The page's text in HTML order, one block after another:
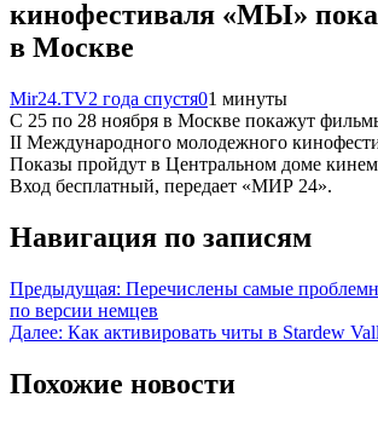
кинофестиваля «МЫ»
в Москве
Mir24.TV2 года спустя01 минуты
С 25 по 28 ноября в Москве покажут
II Международного молодежного
Показы пройдут в Центральном доме
Вход бесплатный, передает «МИР 24».
Навигация по записям
Предыдущая: Перечислены самые
по версии немцев
Далее: Как активировать читы в Stardew
Похожие новости